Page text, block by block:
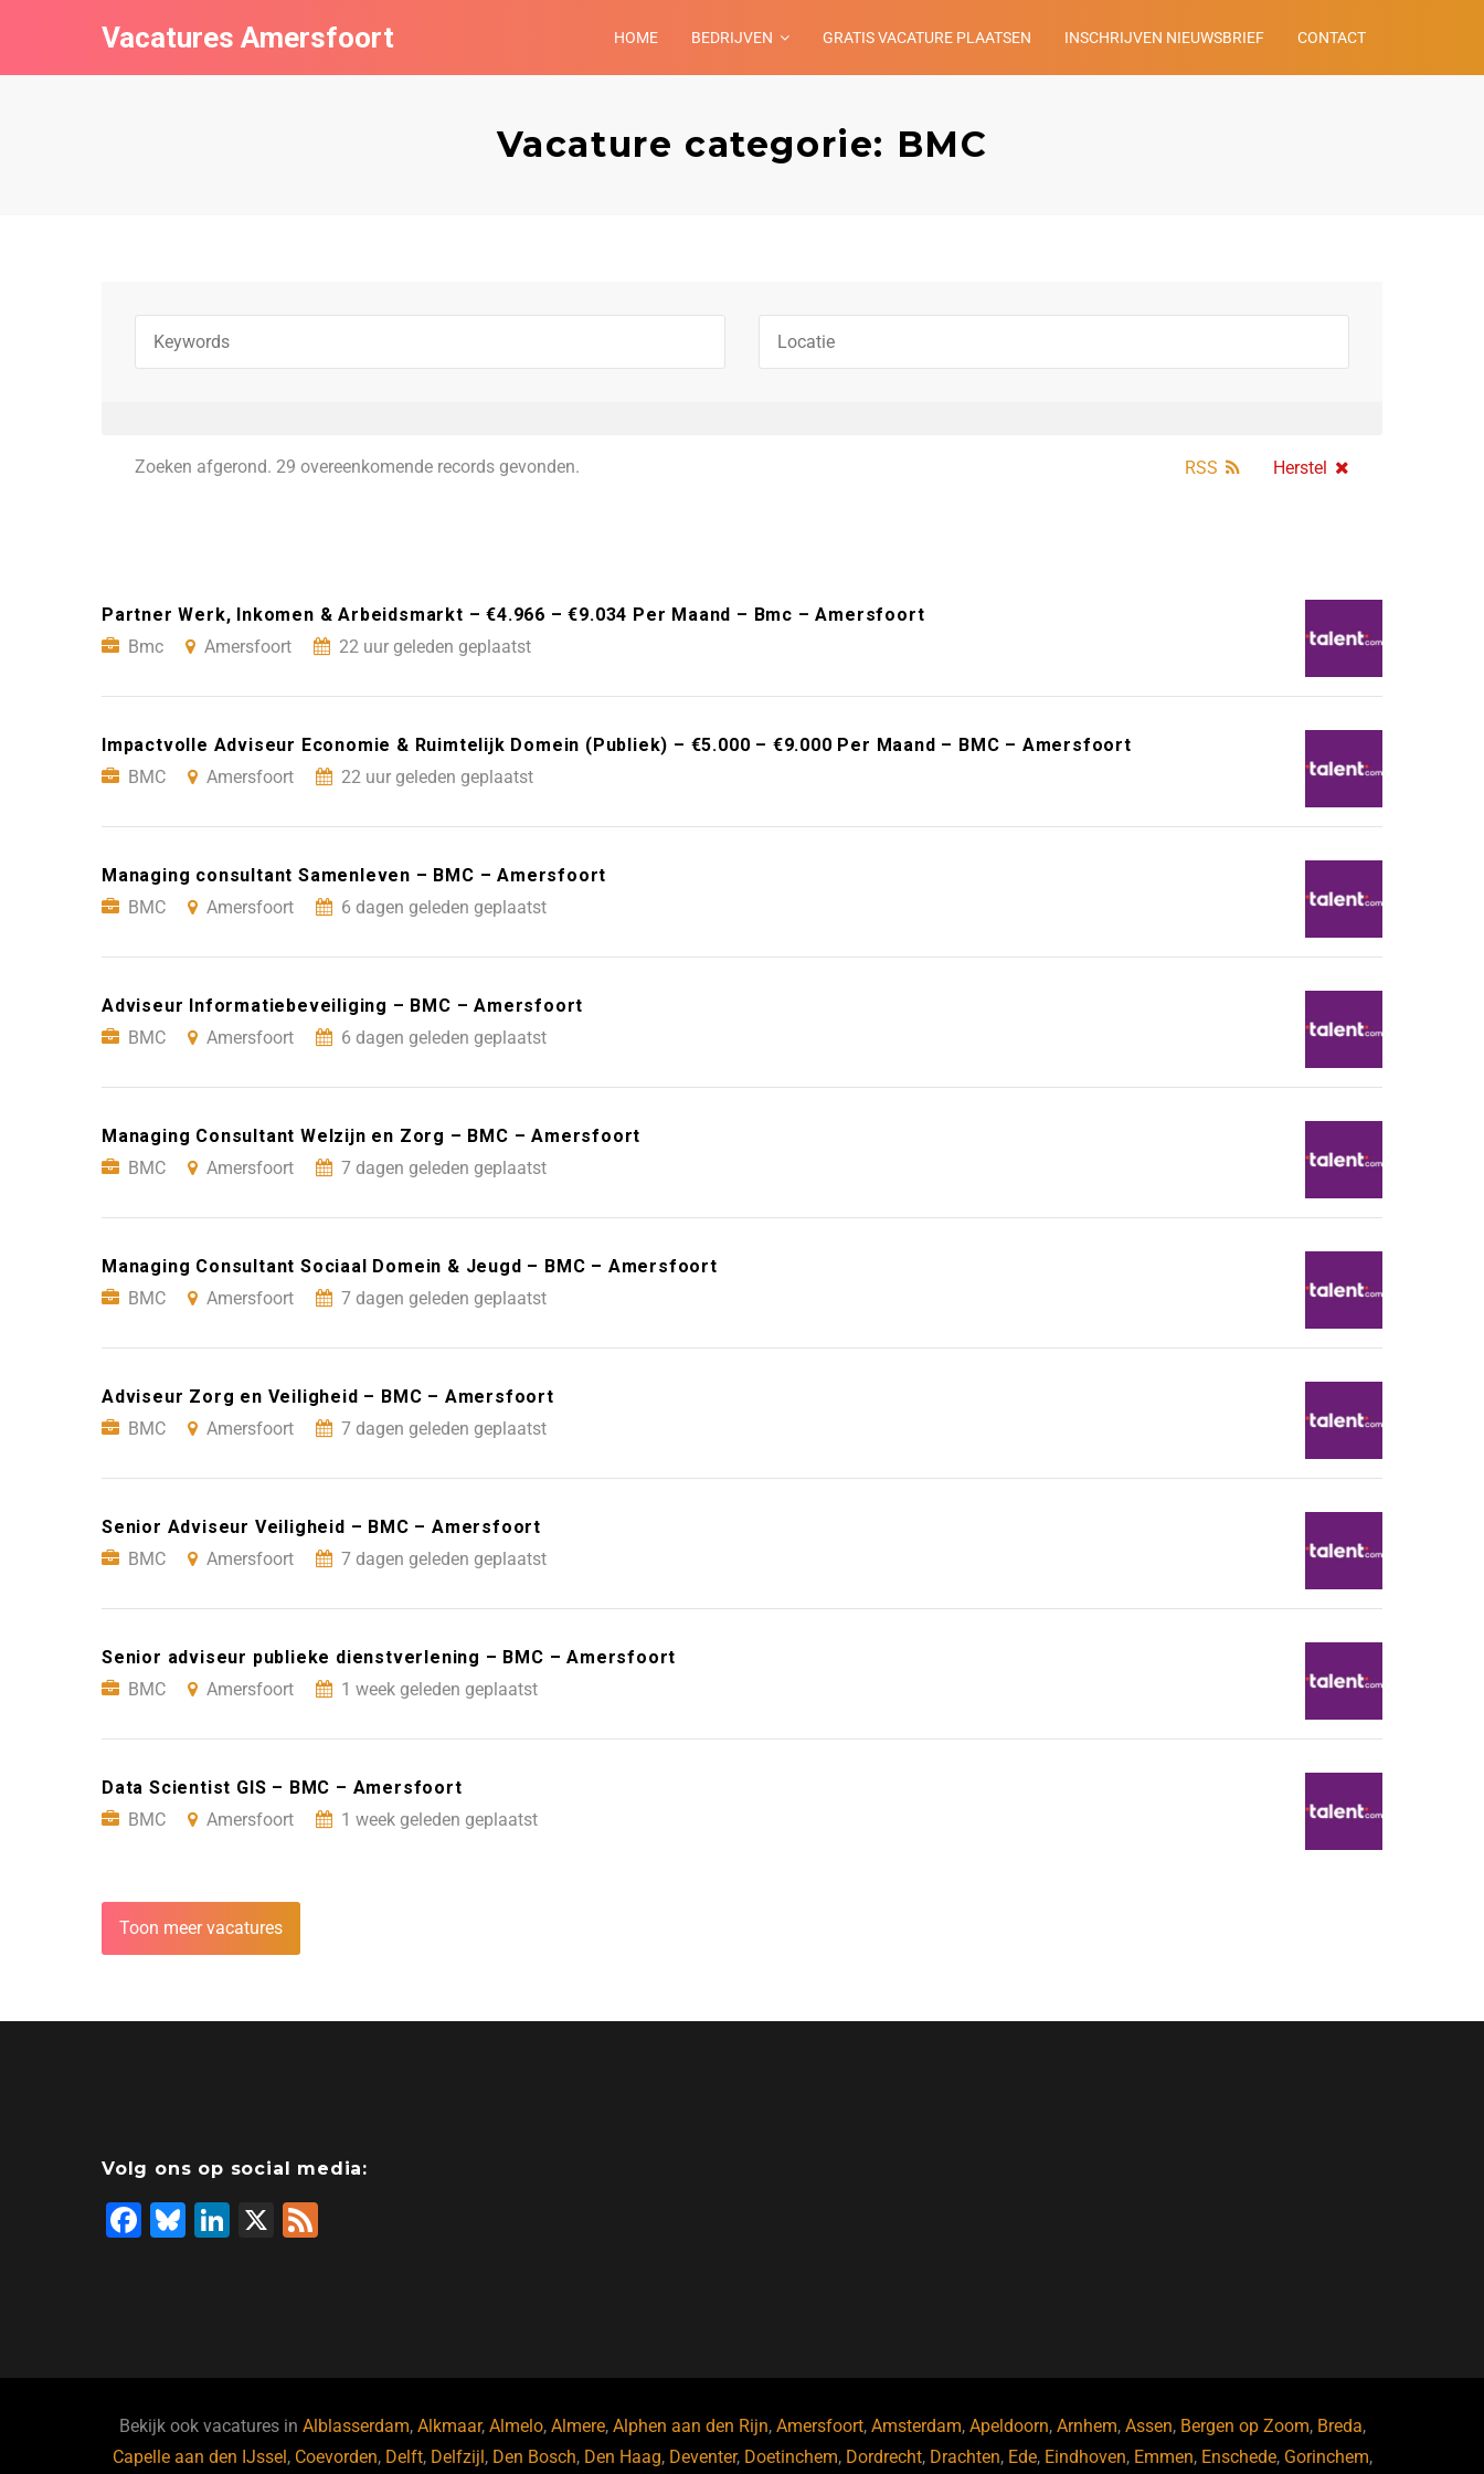
Vacatures Amersfoort HOME BEDRIJVEN GRATIS VACATURE PLAATSEN INSCHRIJVEN NIEUWSBRIEF CONTACT
Vacature categorie: BMC
Zoeken afgerond. 29 overeenkomende records gevonden. Herstel
RSS
Partner Werk, Inkomen & Arbeidsmarkt – €4.966 – €9.034 Per Maand – Bmc – Amersfoort
Bmc
Amersfoort 22 uur geleden geplaatst
Impactvolle Adviseur Economie & Ruimtelijk Domein (Publiek) – €5.000 – €9.000 Per Maand – BMC – Amersfoort
BMC
Amersfoort 22 uur geleden geplaatst
Managing consultant Samenleven – BMC – Amersfoort
BMC
Amersfoort 6 dagen geleden geplaatst
Adviseur Informatiebeveiliging – BMC – Amersfoort
BMC
Amersfoort 6 dagen geleden geplaatst
Managing Consultant Welzijn en Zorg – BMC – Amersfoort
BMC
Amersfoort 7 dagen geleden geplaatst
Managing Consultant Sociaal Domein & Jeugd – BMC – Amersfoort
BMC
Amersfoort 7 dagen geleden geplaatst
Adviseur Zorg en Veiligheid – BMC – Amersfoort
BMC
Amersfoort 7 dagen geleden geplaatst
Senior Adviseur Veiligheid – BMC – Amersfoort
BMC
Amersfoort 7 dagen geleden geplaatst
Senior adviseur publieke dienstverlening – BMC – Amersfoort
BMC
Amersfoort 1 week geleden geplaatst
Data Scientist GIS – BMC – Amersfoort
BMC
Amersfoort 1 week geleden geplaatst
Toon meer vacatures
Volg ons op social media:
F
o
Bl
Li
X
Bekijk ook vacatures in Alblasserdam, Alkmaar, Almelo, Almere, Alphen aan den Rijn, Amersfoort, Amsterdam, Apeldoorn, Arnhem, Assen, Bergen op Zoom, Breda,
Capelle aan den IJssel , Coevorden, Delft, Delfzijl , Den Bosch, Den Haag, Deventer, Doetinchem, Dordrecht, Drachten, Ede, Eindhoven, Emmen, Enschede, Gorinchem,